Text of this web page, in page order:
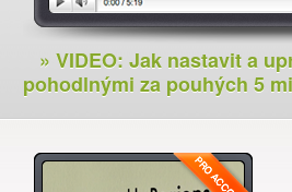
» VIDEO: Jak nastavit a
pohodlnými za pouhých 5